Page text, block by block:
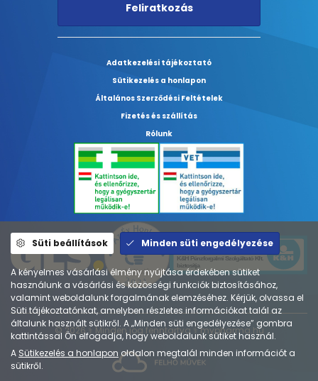
Feliratkozás
Adatkezelési tájékoztató
Sütikezelés a honlapon
Általános Szerződési Feltételek
Fizetés és szállítás
Rólunk
© 2026 ⚕︎ Minden jog fenntartva ⚕︎ mypharma.hu
Süti beállítások Minden süti engedélyezése
A kényelmes vásárlási élmény nyújtása érdekében sütiket
használunk a vásárlási és közösségi funkciók biztosításához,
valamint weboldalunk forgalmának elemzéséhez. Kérjük, olvassa el
Süti tájékoztatónkat, amelyben részletes információkat talál az
általunk használt sütikről. A „Minden süti engedélyezése” gombra
kattintással Ön elfogadja, hogy weboldalunk sütiket használ.
A Sütikezelés a honlapon oldalon megtalál minden információt a
sütikről.